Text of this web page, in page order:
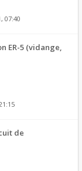
07:40
ER-5 (vidange,
de